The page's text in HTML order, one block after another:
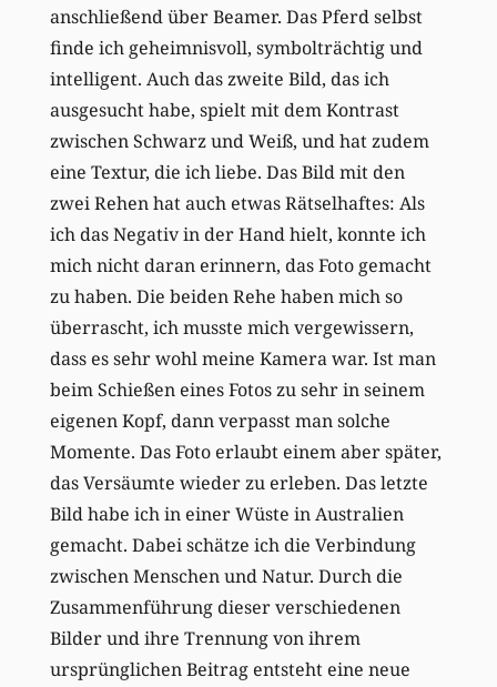
anschließend über Beamer. Das Pferd selbst
finde ich geheimnisvoll, symbolträchtig und
intelligent. Auch das zweite Bild, das ich
ausgesucht habe, spielt mit dem Kontrast
zwischen Schwarz und Weiß, und hat zudem
eine Textur, die ich liebe. Das Bild mit den
zwei Rehen hat auch etwas Rätselhaftes: Als
ich das Negativ in der Hand hielt, konnte ich
mich nicht daran erinnern, das Foto gemacht
zu haben. Die beiden Rehe haben mich so
überrascht, ich musste mich vergewissern,
dass es sehr wohl meine Kamera war. Ist man
beim Schießen eines Fotos zu sehr in seinem
eigenen Kopf, dann verpasst man solche
Momente. Das Foto erlaubt einem aber später,
das Versäumte wieder zu erleben. Das letzte
Bild habe ich in einer Wüste in Australien
gemacht. Dabei schätze ich die Verbindung
zwischen Menschen und Natur. Durch die
Zusammenführung dieser verschiedenen
Bilder und ihre Trennung von ihrem
ursprünglichen Beitrag entsteht eine neue